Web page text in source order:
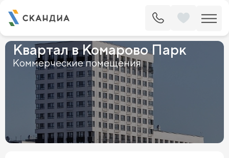
Квартал в Комарово Парк
Коммерческие помещения